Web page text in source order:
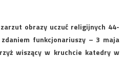
obrazy uczuć religijnych 44-
funkcjonariuszy – 3 maja
wiszący w kruchcie katedry w